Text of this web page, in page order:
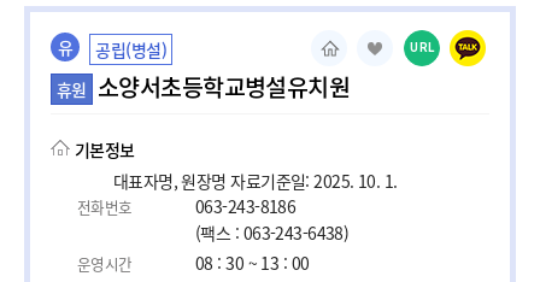
유
공립(병설)
휴원 소양서초등학교병설유치원
URL
기본정보
대표자명, 원장명 자료기준일: 2025. 10. 1.
전화번호
063-243-8186
(팩스 : 063-243-6438)
운영시간 08 : 30 ~ 13 : 00